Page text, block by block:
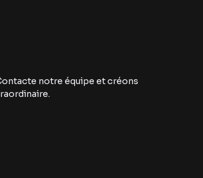
notre équipe et créons